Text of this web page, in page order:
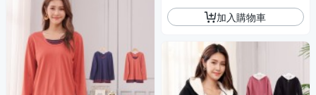
加入購物車